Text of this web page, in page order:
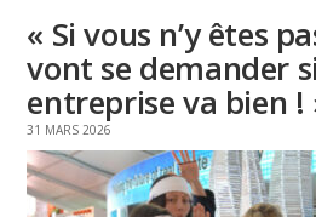
« Si vous n’y êtes
vont se demander
entreprise va bien !
31 MARS 2026